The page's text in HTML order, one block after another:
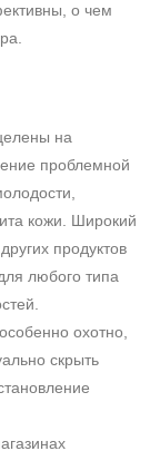
о чем
на
проблемной
кожи. Широкий
продуктов
любого типа
охотно,
скрыть